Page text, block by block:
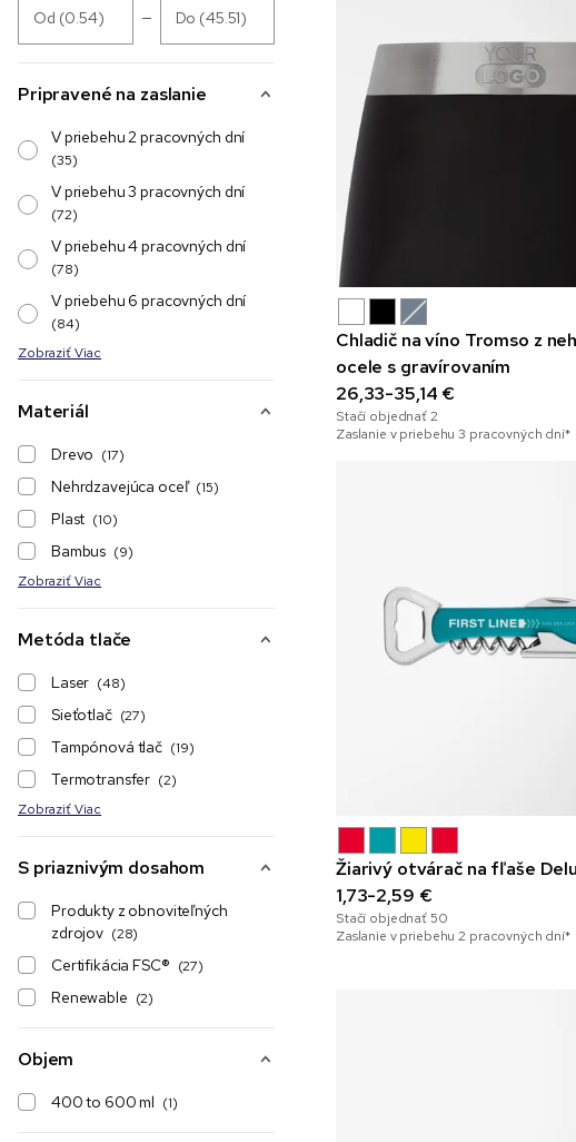
Od (0.54) Do (45.51)
Pripravené na zaslanie
V priebehu 2 pracovných dní
(35)
V priebehu 3 pracovných dní
(72)
V priebehu 4 pracovných dní
(78)
V priebehu 6 pracovných dní
(84)
Zobraziť Viac
Materiál
Drevo (17)
Nehrdzavejúca oceľ (15)
Plast (10)
Bambus (9)
Zobraziť Viac
Metóda tlače
Laser (48)
Sieťotlač (27)
Tampónová tlač (19)
Termotransfer (2)
Zobraziť Viac
S priaznivým dosahom
Produkty z obnoviteľných
zdrojov (28)
Certifikácia FSC® (27)
Renewable (2)
Objem
400 to 600 ml (1)
Chladič na víno Tromso z
ocele s gravírovaním
26,33-35,14 €
Stačí objednať2
Zaslanie v priebehu 3 pracovných dní*
Žiarivý otvárač na fľaše
1,73-2,59 €
Stačí objednať50
Zaslanie v priebehu 2 pracovných dní*